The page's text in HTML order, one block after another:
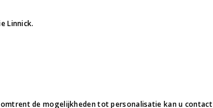
Linnick.
de mogelijkheden tot personalisatie kan u contact